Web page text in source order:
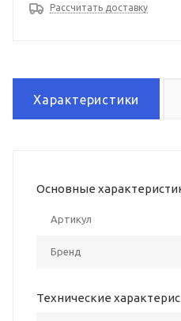
Рассчитать доставку
Характеристики
Основные
Артикул
Бренд
Технические